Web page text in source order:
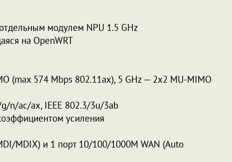
модулем NPU 1.5 GHz
на OpenWRT
(max 574 Mbps 802.11ax), 5 GHz — 2х2 MU-MIMO
n/ac/ax, IEEE 802.3/3u/3ab
усиления
MDIX) и 1 порт 10/100/1000M WAN (Auto